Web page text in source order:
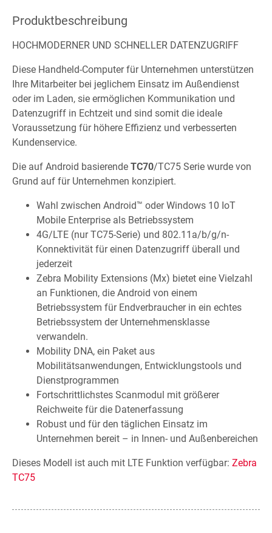
Produktbeschreibung
HOCHMODERNER UND SCHNELLER DATENZUGRIFF
Diese Handheld-Computer für Unternehmen unterstützen
Ihre Mitarbeiter bei jeglichem Einsatz im Außendienst
oder im Laden, sie ermöglichen Kommunikation und
Datenzugriff in Echtzeit und sind somit die ideale
Voraussetzung für höhere Effizienz und verbesserten
Kundenservice.
Die auf Android basierende TC70/TC75 Serie wurde von
Grund auf für Unternehmen konzipiert.
Wahl zwischen Android™ oder Windows 10 IoT
Mobile Enterprise als Betriebssystem
4G/LTE (nur TC75-Serie) und 802.11a/b/g/n-
Konnektivität für einen Datenzugriff überall und
jederzeit
Zebra Mobility Extensions (Mx) bietet eine Vielzahl
an Funktionen, die Android von einem
Betriebssystem für Endverbraucher in ein echtes
Betriebssystem der Unternehmensklasse
verwandeln.
Mobility DNA, ein Paket aus
Mobilitätsanwendungen, Entwicklungstools und
Dienstprogrammen
Fortschrittlichstes Scanmodul mit größerer
Reichweite für die Datenerfassung
Robust und für den täglichen Einsatz im
Unternehmen bereit – in Innen- und Außenbereichen
Dieses Modell ist auch mit LTE Funktion verfügbar: Zebra
TC75